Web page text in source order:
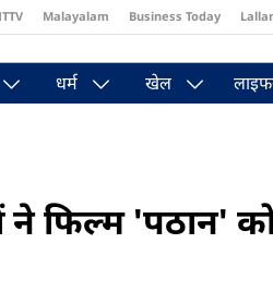
Malayalam Business Today
धर्म खेल
फिल्म 'पठान'